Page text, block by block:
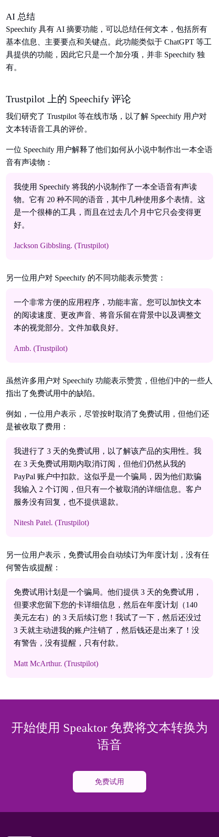
AI 总结
Speechify 具有 AI 摘要功能，可以总结任何文本，包括所有
基本信息、主要要点和关键点。此功能类似于 ChatGPT 等工
具提供的功能，因此它只是一个加分项，并非 Speechify 独
有。
Trustpilot 上的 Speechify 评论
我们研究了 Trustpilot 等在线市场，以了解 Speechify 用户对
文本转语音工具的评价。
一位 Speechify 用户解释了他们如何从小说中制作出一本全语
音有声读物：
我使用 Speechify 将我的小说制作了一本全语音有声读
物。它有 20 种不同的语音，其中几种使用多个表情。这
是一个很棒的工具，而且在过去几个月中它只会变得更
好。
Jackson Gibbsling. (Trustpilot)
另一位用户对 Speechify 的不同功能表示赞赏：
一个非常方便的应用程序，功能丰富。您可以加快文本
的阅读速度、更改声音、将音乐留在背景中以及调整文
本的视觉部分。文件加载良好。
Amb. (Trustpilot)
虽然许多用户对 Speechify 功能表示赞赏，但他们中的一些人
指出了免费试用中的缺陷。
例如，一位用户表示，尽管按时取消了免费试用，但他们还
是被收取了费用：
我进行了 3 天的免费试用，以了解该产品的实用性。我
在 3 天免费试用期内取消订阅，但他们仍然从我的
PayPal 账户中扣款。这似乎是一个骗局，因为他们欺骗
我输入 2 个订阅，但只有一个被取消的详细信息。客户
服务没有回复，也不提供退款。
Nitesh Patel. (Trustpilot)
另一位用户表示，免费试用会自动续订为年度计划，没有任
何警告或提醒：
免费试用计划是一个骗局。他们提供 3 天的免费试用，
但要求您留下您的卡详细信息，然后在年度计划（140
美元左右）的 3 天后续订您！我试了一下，然后还没过
3 天就主动进我的账户注销了，然后钱还是出来了！没
有警告，没有提醒，只有付款。
Matt McArthur. (Trustpilot)
开始使用 Speaktor 免费将文本转换为
语音
免费试用